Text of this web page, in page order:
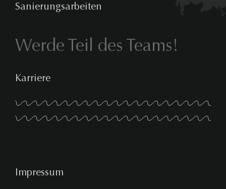
Sanierungsarbeiten
Werde Teil des Teams!
Karriere
Impressum